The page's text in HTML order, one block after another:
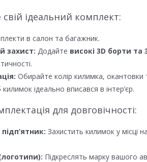
свій ідеальний комплект:
в салон та багажник.
захист: Додайте високі 3D борти та
Обирайте колір килимка,
ідеально вписався в інтер’єр.
для довговічності:
Захистить килимок у місці
Підкреслять марку вашого